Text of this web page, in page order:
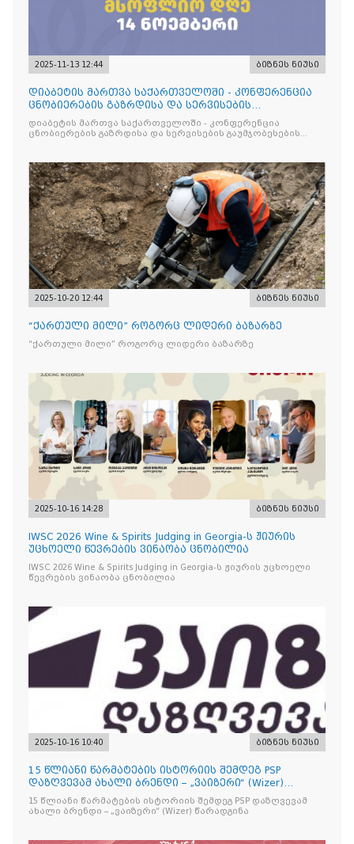
2025-11-13 12:44 ბიზნეს ნიუსი
დიაბეტის მართვა საქართველოში - კონფერენცია
ცნობიერების გაზრდისა და სერვისების
გაუმჯობესების მიზნით
დიაბეტის მართვა საქართველოში - კონფერენცია
ცნობიერების გაზრდისა და სერვისების გაუმჯობესების
2025-10-20 12:44 ბიზნეს ნიუსი
“ქართული მილი” როგორც ლიდერი ბაზარზე
“ქართული მილი” როგორც ლიდერი ბაზარზე
2025-10-16 14:28 ბიზნეს ნიუსი
IWSC 2026 Wine & Spirits Judging in Georgia-ს ჟიურის
უცხოელი წევრების ვინაობა ცნობილია
IWSC 2026 Wine & Spirits Judging in Georgia-ს ჟიურის უცხოელი
წევრების ვინაობა ცნობილია
2025-10-16 10:40 ბიზნეს ნიუსი
15 წლიანი წარმატების ისტორიის შემდეგ PSP
დაზღვევამ ახალი ბრენდი – „ვაიზერი“ (Wizer)
წარადგინა
15 წლიანი წარმატების ისტორიის შემდეგ PSP დაზღვევამ
ახალი ბრენდი – „ვაიზერი“ (Wizer) წარადგინა